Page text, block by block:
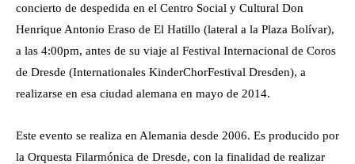
concierto de despedida en el Centro Social y Cultural Don
Henrique Antonio Eraso de El Hatillo (lateral a la Plaza Bolívar),
a las 4:00pm, antes de su viaje al Festival Internacional de Coros
de Dresde (Internationales KinderChorFestival Dresden), a
realizarse en esa ciudad alemana en mayo de 2014.
Este evento se realiza en Alemania desde 2006. Es producido por
la Orquesta Filarmónica de Dresde, con la finalidad de realizar